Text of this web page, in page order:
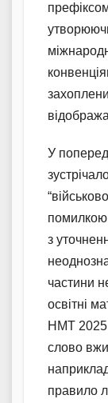
У
помилкою
з
частини
освітні
НМТ 2025
слово
правило